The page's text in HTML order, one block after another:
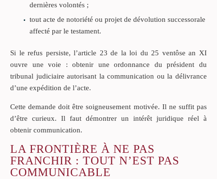
dernières volontés ;
tout acte de notoriété ou projet de dévolution successorale
affecté par le testament.
Si le refus persiste, l’article 23 de la loi du 25 ventôse an XI
ouvre une voie : obtenir une ordonnance du président du
tribunal judiciaire autorisant la communication ou la délivrance
d’une expédition de l’acte.
Cette demande doit être soigneusement motivée. Il ne suffit pas
d’être curieux. Il faut démontrer un intérêt juridique réel à
obtenir communication.
LA FRONTIÈRE À NE PAS
FRANCHIR : TOUT N’EST PAS
COMMUNICABLE